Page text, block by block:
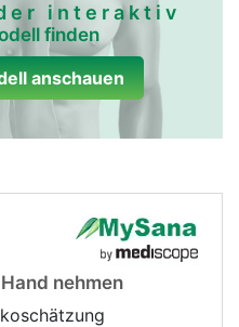
interaktiv
finden
anschauen
nehmen